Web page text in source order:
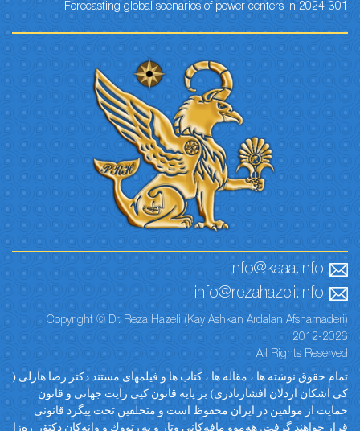
301-Forecasting global scenarios of power centers in 2024
info@kaaa.info
info@rezahazeli.info
Copyright © Dr. Reza Hazeli (Kay Ashkan Ardalan Afsharnaderi)
2012-2026
All Rights Reserved
تمام حقوق نوشته ها ، مقاله ها ، کتاب ها و فیلمهای مستند دکتر رضا هازلی (
کی اشکان اردلان افشارنادری) بر پایه قانون کپی رایت جهانی و قانون
حمایت از مولفین در ایران محفوظ است و متخلفین تحت پیگرد قانونی
قرار خواهند گرفت. ‎هەموو مافەکانی وتار و پەڕتووك و وانەکان دکتۆر ڕەزا